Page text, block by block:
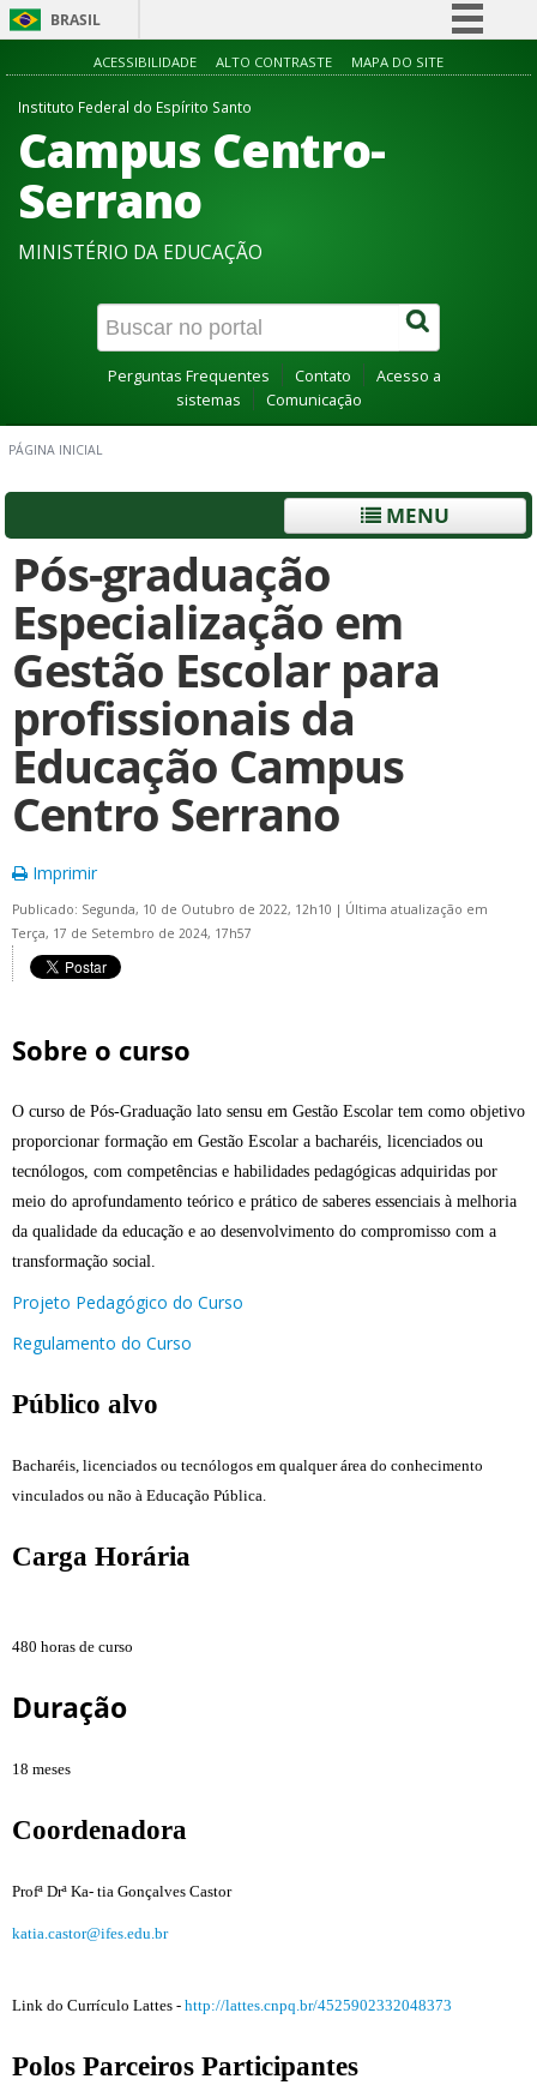
BRASIL
Simplifique!
Acesso à informação
ACESSIBILIDADE ALTO CONTRASTE MAPA DO SITE
Instituto Federal do Espírito Santo
Campus Centro-
Serrano
MINISTÉRIO DA EDUCAÇÃO
Perguntas Frequentes Contato
Acesso a
sistemas
Comunicação
PÁGINA INICIAL
MENU
Pós-graduação
Especialização em
Gestão Escolar para
profissionais da
Educação Campus
Centro Serrano
Imprimir
Publicado: Segunda, 10 de Outubro de 2022, 12h10 | Última atualização em
Terça, 17 de Setembro de 2024, 17h57
Sobre o curso
O curso de Pós-Graduação lato sensu em Gestão Escolar tem como objetivo
proporcionar formação em Gestão Escolar a bacharéis, licenciados ou
tecnólogos, com competências e habilidades pedagógicas adquiridas por
meio do aprofundamento teórico e prático de saberes essenciais à melhoria
da qualidade da educação e ao desenvolvimento do compromisso com a
transformação social.
Projeto Pedagógico do Curso
Regulamento do Curso
Público alvo
Bacharéis, licenciados ou tecnólogos em qualquer área do conhecimento
vinculados ou não à Educação Pública.
Carga Horária
480 horas de curso
Duração
18 meses
Coordenadora
Profª Drª Ka- tia Gonçalves Castor
katia.castor@ifes.edu.br
Link do Currículo Lattes - http://lattes.cnpq.br/4525902332048373
Polos Parceiros Participantes